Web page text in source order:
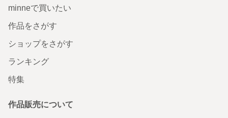
minneで買いたい
作品をさがす
ショップをさがす
ランキング
特集
作品販売について